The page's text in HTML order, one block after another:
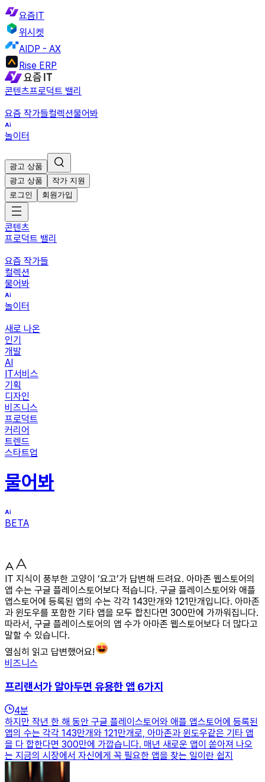
요즘IT
위시켓
AIDP - AX
Rise ERP
콘텐츠프로덕트 밸리
요즘 작가들컬렉션물어봐
놀이터
광고 상품
광고 상품
작가 지원
로그인
회원가입
콘텐츠
프로덕트 밸리
요즘 작가들
컬렉션
물어봐
놀이터
새로 나온
인기
개발
AI
IT서비스
기획
디자인
비즈니스
프로덕트
커리어
트렌드
스타트업
물어봐
BETA
IT 지식이 풍부한 고양이 ‘요고’가 답변해 드려요. 아마존 웹스토어의
앱 수는 구글 플레이스토어보다 적습니다. 구글 플레이스토어와 애플
앱스토어에 등록된 앱의 수는 각각 143만개와 121만개입니다. 아마존
과 윈도우를 포함한 기타 앱을 모두 합친다면 300만에 가까워집니다.
따라서, 구글 플레이스토어의 앱 수가 아마존 웹스토어보다 더 많다고
말할 수 있습니다.
열심히 읽고 답변했어요!
비즈니스
프리랜서가 알아두면 유용한 앱 6가지
4분
하지만 작년 한 해 동안 구글 플레이스토어와 애플 앱스토어에 등록된
앱의 수는 각각 143만개와 121만개로, 아마존과 윈도우같은 기타 앱
을 다 합한다면 300만에 가깝습니다. 매년 새로운 앱이 쏟아져 나오
는 지금의 시장에서 자신에게 꼭 필요한 앱을 찾는 일이란 쉽지